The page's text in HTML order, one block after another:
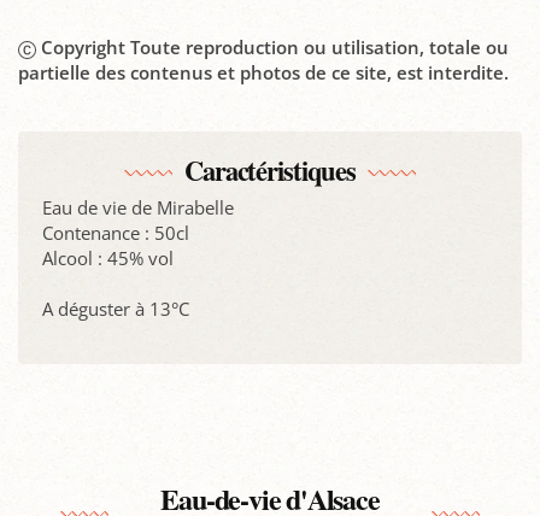
Copyright Toute reproduction ou utilisation, totale ou
partielle des contenus et photos de ce site, est interdite.
Caractéristiques
Eau de vie de Mirabelle
Contenance : 50cl
Alcool : 45% vol
A déguster à 13°C
Eau-de-vie d'Alsace